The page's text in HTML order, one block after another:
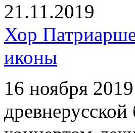
21.11.2019
Хор
иконы
16 ноября